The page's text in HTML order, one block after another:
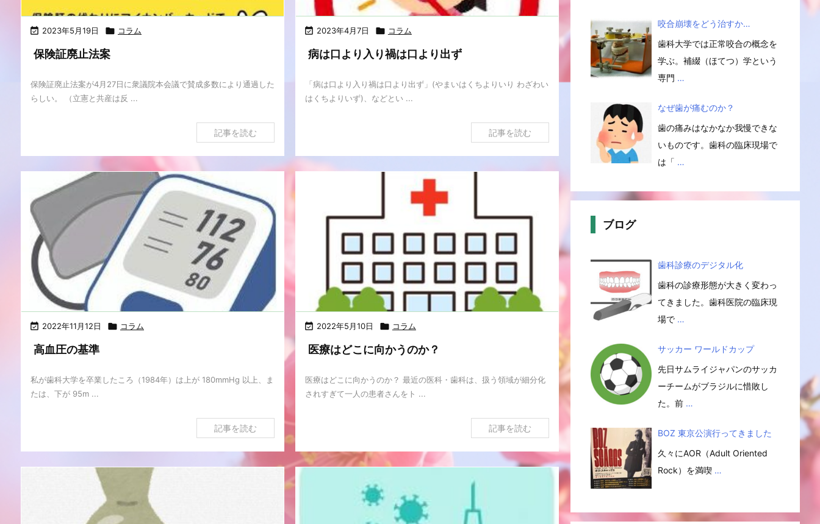
 2023年5月19日  コラム
保険証廃止法案
保険証廃止法案が4月27日に衆議院本会議で賛成多数により通過した
らしい。 （立憲と共産は反 ...
記事を読む
 2023年4月7日  コラム
病は口より入り禍は口より出ず
「病は口より入り禍は口より出ず」(やまいはくちよりいり わざわい
はくちよりいず)、などとい ...
記事を読む
 2022年11月12日  コラム
高血圧の基準
私が歯科大学を卒業したころ（1984年）は上が 180mmHg 以上、ま
たは、下が 95m ...
記事を読む
 2022年5月10日  コラム
医療はどこに向かうのか？
医療はどこに向かうのか？ 最近の医科・歯科は、扱う領域が細分化
されすぎて一人の患者さんをト ...
記事を読む
咬合崩壊をどう治すか…
歯科大学では正常咬合の概念を
学ぶ。補綴（ほてつ）学という
専門 …
なぜ歯が痛むのか？
歯の痛みはなかなか我慢できな
いものです。歯科の臨床現場で
は「 …
ブログ
歯科診療のデジタル化
歯科の診療形態が大きく変わっ
てきました。歯科医院の臨床現
場で …
サッカー ワールドカップ
先日サムライジャパンのサッカ
ーチームがブラジルに惜敗し
た。前 …
BOZ 東京公演行ってきました
久々にAOR（Adult Oriented
Rock）を満喫 …